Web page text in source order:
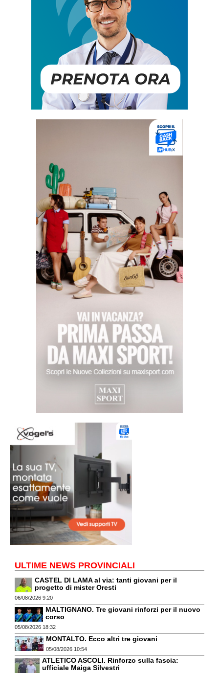
ULTIME NEWS PROVINCIALI
CASTEL DI LAMA al via: tanti giovani per il
progetto di mister Oresti
06/08/2026 9:20
MALTIGNANO. Tre giovani rinforzi per il nuovo
corso
05/08/2026 18:32
MONTALTO. Ecco altri tre giovani
05/08/2026 10:54
ATLETICO ASCOLI. Rinforzo sulla fascia:
ufficiale Maiga Silvestri